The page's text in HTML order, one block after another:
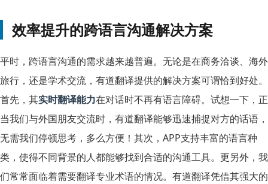
效率提升的跨语言沟通解决方案
平时，跨语言沟通的需求越来越普遍。无论是在商务洽谈、海外
旅行，还是学术交流，有道翻译提供的解决方案可谓恰到好处。
首先，其实时翻译能力在对话时不再有语言障碍。试想一下，正
当我们与外国朋友交流时，有道翻译能够迅速捕捉对方的话语，
无需我们停顿思考，多么方便！其次，APP支持丰富的语言种
类，使得不同背景的人都能够找到合适的沟通工具。更另外，我
们常常面临着需要翻译专业术语的情况。有道翻译凭借其强大的